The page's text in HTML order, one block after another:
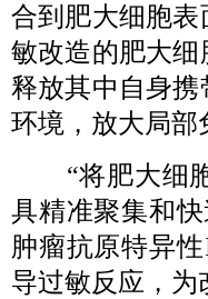
合到肥大细胞
敏改造的肥大
释放其中自身
环境，放大局部
“将肥大细胞
具精准聚集和
肿瘤抗原特异
导过敏反应，